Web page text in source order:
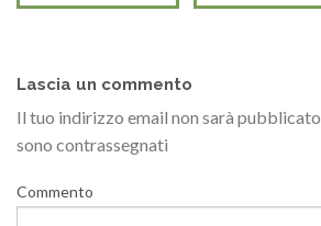
Lascia un commento
Il tuo indirizzo email non sarà pubblicato.
sono contrassegnati
Commento